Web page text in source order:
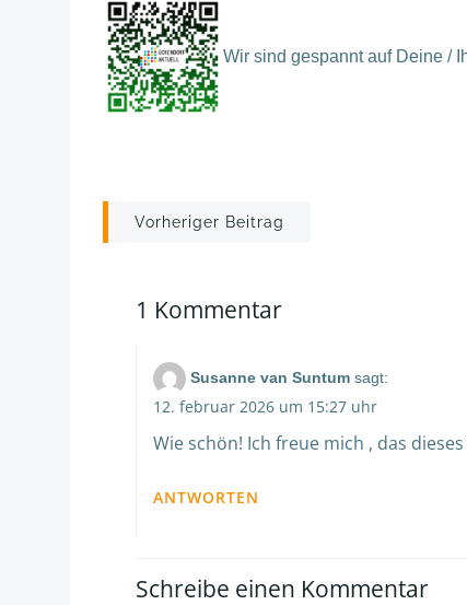
Wir sind gespannt auf Deine /
Post
Vorheriger Beitrag
1 Kommentar
Susanne van Suntum sagt:
12. februar 2026 um 15:27 uhr
Wie schön! Ich freue mich , das
ANTWORTEN
Schreibe einen Kommentar